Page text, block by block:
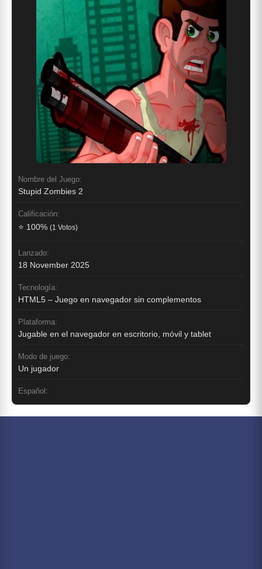
Nombre del Juego:
Stupid Zombies 2
Calificación:
⭐ 100% (1 Votos)
Lanzado:
18 November 2025
Tecnología:
HTML5 – Juego en navegador sin complementos
Plataforma:
Jugable en el navegador en escritorio, móvil y tablet
Modo de juego:
Un jugador
Español: